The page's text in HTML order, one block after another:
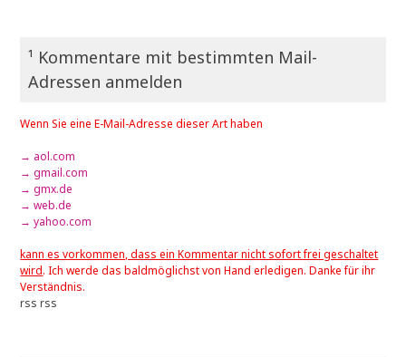
¹ Kommentare mit bestimmten Mail-
Adressen anmelden
Wenn Sie eine E-Mail-Adresse dieser Art haben
→ aol.com
→ gmail.com
→ gmx.de
→ web.de
→ yahoo.com
kann es vorkommen, dass ein Kommentar nicht sofort frei geschaltet
wird. Ich werde das baldmöglichst von Hand erledigen. Danke für ihr
Verständnis.
rss rss